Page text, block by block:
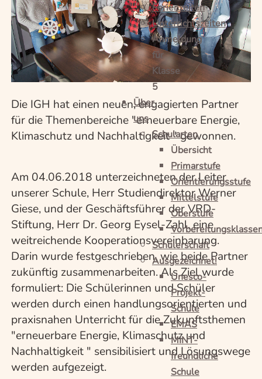
Ferienzeiten
Unterrichtszeiten
Anmeldung
für
Klasse
5
Über
uns
Schularten
Übersicht
Primarstufe
Orientierungsstufe
Mittelstufe
Oberstufe
Schülerschaft
Ausgezeichnet!
Unesco-
Projekt-
Schule
EMAS
MINT-
freundliche
Schule
Die IGH hat einen neuen, engagierten Partner
für die Themenbereiche "erneuerbare Energie,
Klimaschutz und Nachhaltigkeit " gewonnen.
Am 04.06.2018 unterzeichneten der Leiter
unserer Schule, Herr Studiendirektor Werner
Giese, und der Geschäftsführer der VRD-
Stiftung, Herr Dr. Georg Eysel-Zahl, eine
weitreichende Kooperationsvereinbarung.
Darin wurde festgeschrieben, wie beide Partner
zukünftig zusammenarbeiten. Als Ziel wurde
formuliert: Die Schülerinnen und Schüler
werden durch einen handlungsorientierten und
praxisnahen Unterricht für die Zukunftsthemen
"erneuerbare Energie, Klimaschutz und
Nachhaltigkeit " sensibilisiert und Lösungswege
werden aufgezeigt.